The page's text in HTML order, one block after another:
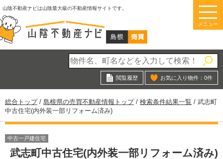
このページの本文へ
山陰不動産ナビは山陰最大級の不動産情報サイトです。
メニュー
閲覧履歴 お気に入り物件： 0件
現
在
の
置：
総合トップ/ 島根県の売買不動産情報トップ/ 検索条件結果一覧 / 武志町
中古住宅(内外装一部リフォーム済み)
中古一戸建住宅
武志町中古住宅(内外装一部リフォーム済み)